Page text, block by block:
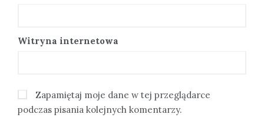
Witryna internetowa
Zapamiętaj moje dane w tej przeglądarce
podczas pisania kolejnych komentarzy.